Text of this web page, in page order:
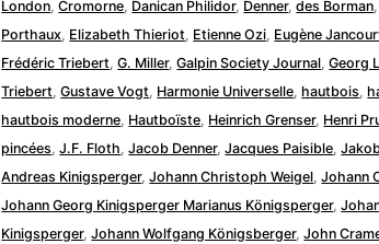
London,Cromorne, Danican Philidor, Denner,des Borman,
Porthaux, Elizabeth Thieriot, Etienne Ozi, Eugène
Frédéric Triebert,G. Miller,Galpin Society Journal,Georg
Triebert,Gustave Vogt, Harmonie Universelle,hautbois,
hautbois moderne, Hautboïste, Heinrich Grenser, Henri
pincées,J.F. Floth,Jacob Denner,Jacques Paisible,
Andreas Kinigsperger,Johann Christoph Weigel,Johann
Johann Georg Kinigsperger Marianus Königsperger,
Kinigsperger,Johann Wolfgang Königsberger,John